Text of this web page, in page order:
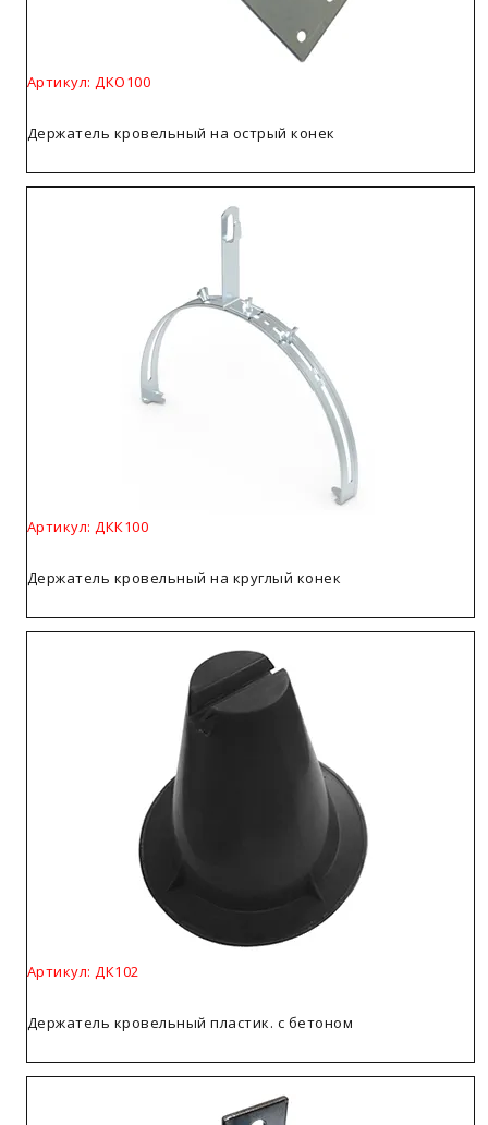
Артикул: ДКО100
Держатель кровельный на острый конек
Артикул: ДКК100
Держатель кровельный на круглый конек
Артикул: ДК102
Держатель кровельный пластик. с бетоном